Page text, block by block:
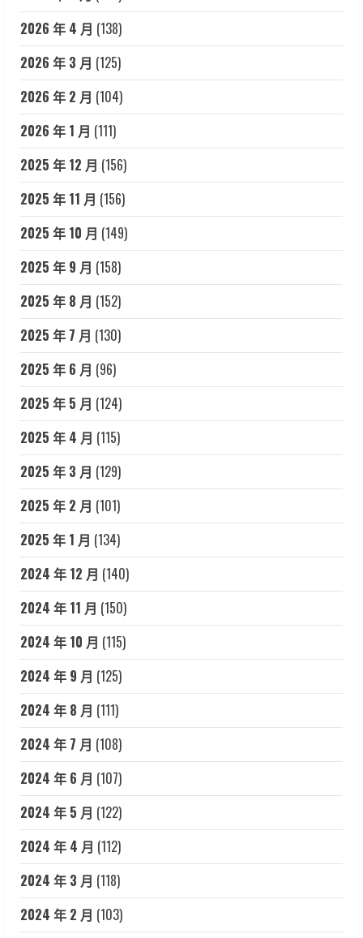
2026 年 4 月 (138)
2026 年 3 月 (125)
2026 年 2 月 (104)
2026 年 1 月 (111)
2025 年 12 月 (156)
2025 年 11 月 (156)
2025 年 10 月 (149)
2025 年 9 月 (158)
2025 年 8 月 (152)
2025 年 7 月 (130)
2025 年 6 月 (96)
2025 年 5 月 (124)
2025 年 4 月 (115)
2025 年 3 月 (129)
2025 年 2 月 (101)
2025 年 1 月 (134)
2024 年 12 月 (140)
2024 年 11 月 (150)
2024 年 10 月 (115)
2024 年 9 月 (125)
2024 年 8 月 (111)
2024 年 7 月 (108)
2024 年 6 月 (107)
2024 年 5 月 (122)
2024 年 4 月 (112)
2024 年 3 月 (118)
2024 年 2 月 (103)